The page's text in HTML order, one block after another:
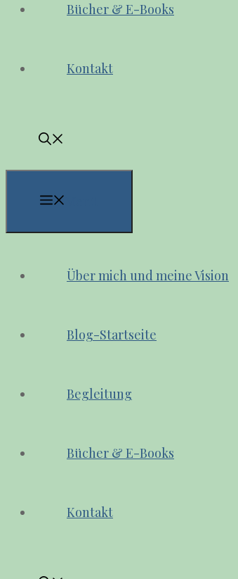
Bücher & E-Books
Kontakt
Über mich und meine Vision
Blog-Startseite
Begleitung
Bücher & E-Books
Kontakt